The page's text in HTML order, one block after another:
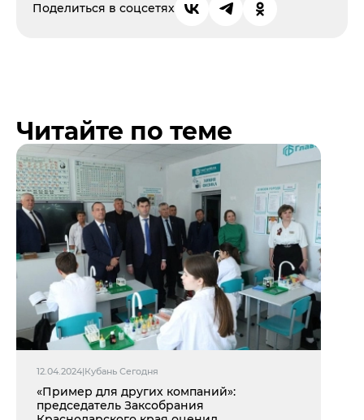
Поделиться в соцсетях
Читайте по теме
12.04.2024|Кубань Сегодня
«Пример для других компаний»:
председатель Заксобрания